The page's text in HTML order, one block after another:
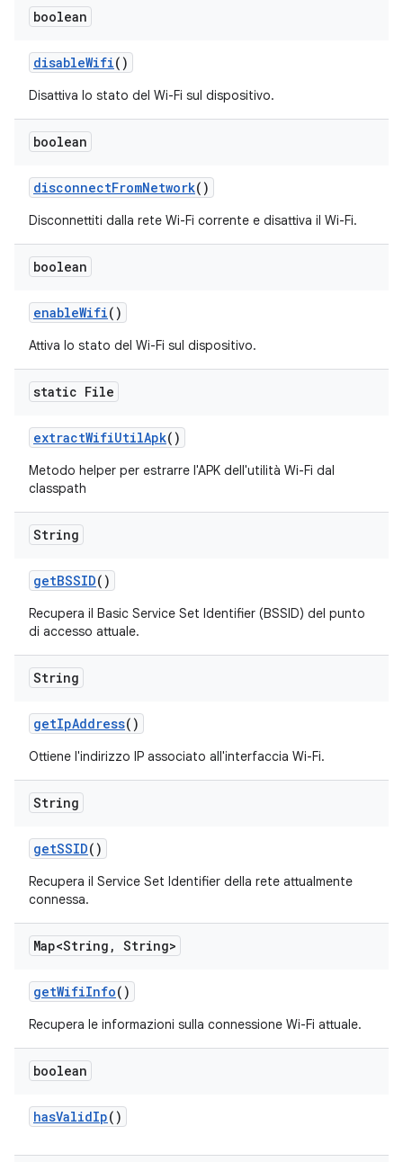
boolean
disableWifi()
Disattiva lo stato del Wi-Fi sul dispositivo.
boolean
disconnectFromNetwork()
Disconnettiti dalla rete Wi-Fi corrente e disattiva il Wi-Fi.
boolean
enableWifi()
Attiva lo stato del Wi-Fi sul dispositivo.
static File
extractWifiUtilApk()
Metodo helper per estrarre l'APK dell'utilità Wi-Fi dal
classpath
String
getBSSID()
Recupera il Basic Service Set Identifier (BSSID) del punto
di accesso attuale.
String
getIpAddress()
Ottiene l'indirizzo IP associato all'interfaccia Wi-Fi.
String
getSSID()
Recupera il Service Set Identifier della rete attualmente
connessa.
Map<String , String>
getWifiInfo()
Recupera le informazioni sulla connessione Wi-Fi attuale.
boolean
hasValidIp()